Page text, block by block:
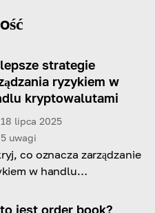
strategie
ryzykiem w
kryptowalutami
18 lipca 2025
5 uwagi
co oznacza zarządzanie
w handlu
i jak to zrobić.
jest order book?